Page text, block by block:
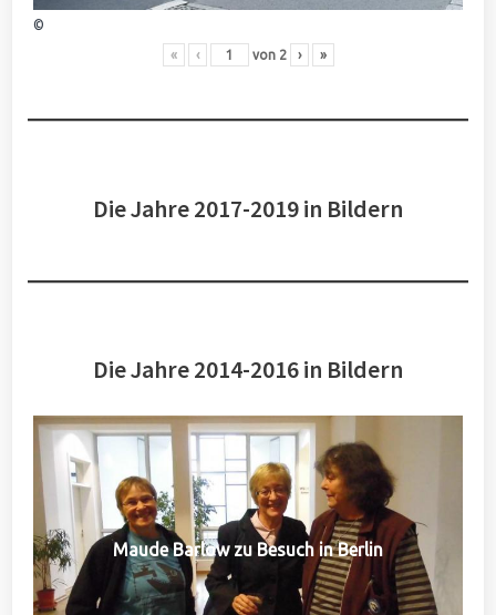
©
« ‹ von 2 › »
Die Jahre 2017-2019 in Bildern
Die Jahre 2014-2016 in Bildern
Maude Barlow zu Besuch in Berlin